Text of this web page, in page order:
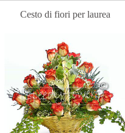
Cesto di fiori per laurea